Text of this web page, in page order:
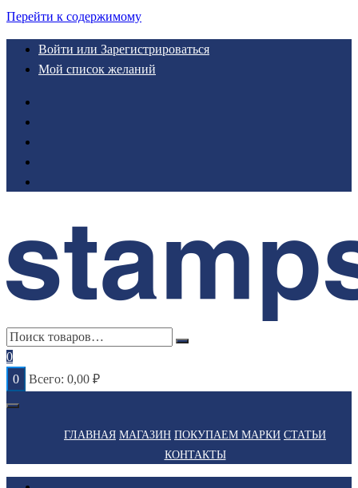
Перейти к содержимому
Войти или Зарегистрироваться
Мой список желаний
0
0
Всего: 0,00 ₽
ГЛАВНАЯ МАГАЗИН ПОКУПАЕМ МАРКИ СТАТЬИ
КОНТАКТЫ